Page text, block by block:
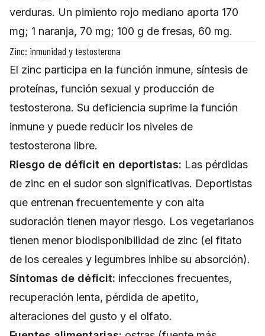
verduras. Un pimiento rojo mediano aporta 170
mg; 1 naranja, 70 mg; 100 g de fresas, 60 mg.
Zinc: inmunidad y testosterona
El zinc participa en la función inmune, síntesis de
proteínas, función sexual y producción de
testosterona. Su deficiencia suprime la función
inmune y puede reducir los niveles de
testosterona libre.
Riesgo de déficit en deportistas: Las pérdidas
de zinc en el sudor son significativas. Deportistas
que entrenan frecuentemente y con alta
sudoración tienen mayor riesgo. Los vegetarianos
tienen menor biodisponibilidad de zinc (el fitato
de los cereales y legumbres inhibe su absorción).
Síntomas de déficit: infecciones frecuentes,
recuperación lenta, pérdida de apetito,
alteraciones del gusto y el olfato.